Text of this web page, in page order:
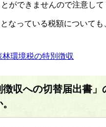
ができませんので注意して
っている税額についても
環境税の特別徴収
徴収への切替届出書